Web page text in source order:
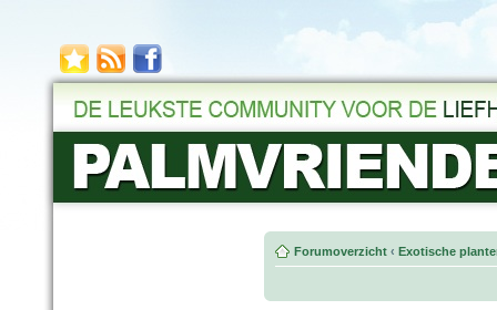
Forumoverzicht ‹ Exotische